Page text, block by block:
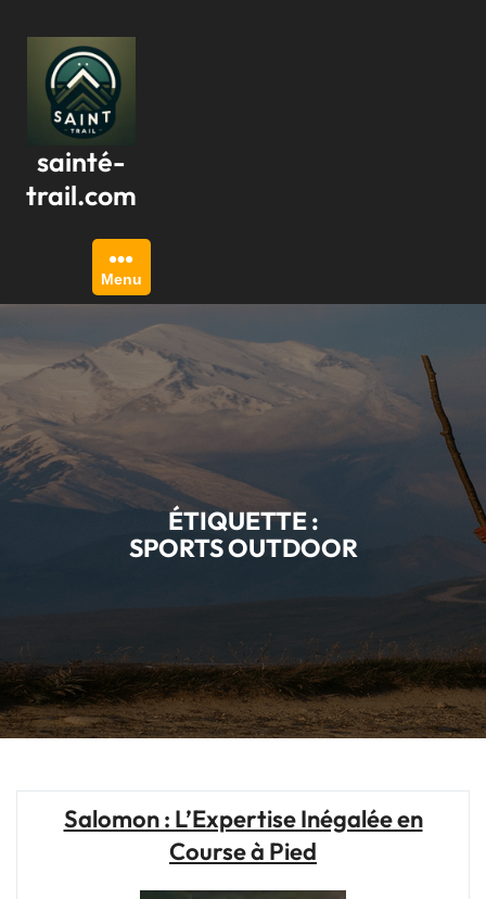
contenu
sainté-
trail.com
Menu
ÉTIQUETTE :
SPORTS OUTDOOR
Salomon : L’Expertise Inégalée en
Course à Pied